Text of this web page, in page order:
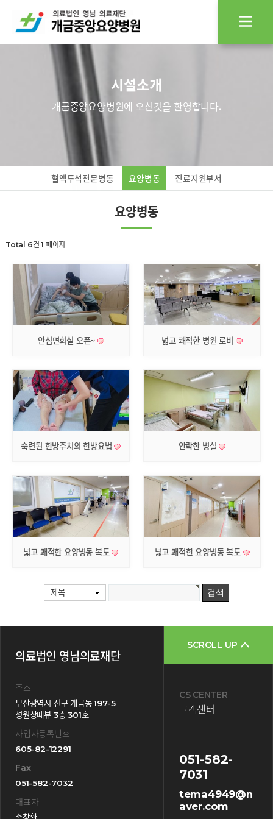
혈액투석전문병동 요양병동 진료지원부서
시설소개
개금중앙요양병원에 오신것을 환영합니다.
요양병동
Total 6건 1 페이지
안심면회실 오픈~ 넓고 쾌적한 병원 로비
숙련된 한방주치의 한방요법 안락한 병실
넓고 쾌적한 요양병동 복도 넓고 쾌적한 요양병동 복도
제목
의료법인 영님의료재단
주소
부산광역시 진구 개금동 197-5
성원상떼뷰 3층 301호
사업자등록번호
605-82-12291
Fax
051-582-7032
대표자
손창환
SCROLL UP
CS CENTER
고객센터
051-582-
7031
tema4949@n
aver.com